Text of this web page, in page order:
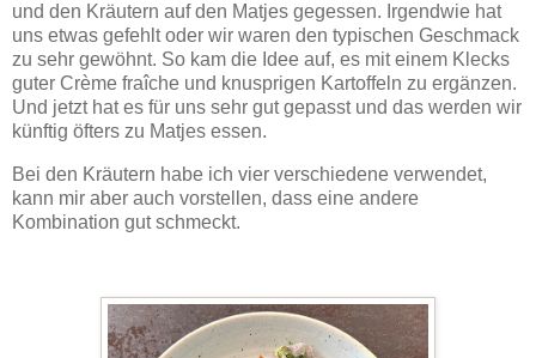
und den Kräutern auf den Matjes gegessen. Irgendwie hat
uns etwas gefehlt oder wir waren den typischen Geschmack
zu sehr gewöhnt. So kam die Idee auf, es mit einem Klecks
guter Crème fraîche und knusprigen Kartoffeln zu ergänzen.
Und jetzt hat es für uns sehr gut gepasst und das werden wir
künftig öfters zu Matjes essen.
Bei den Kräutern habe ich vier verschiedene verwendet,
kann mir aber auch vorstellen, dass eine andere
Kombination gut schmeckt.